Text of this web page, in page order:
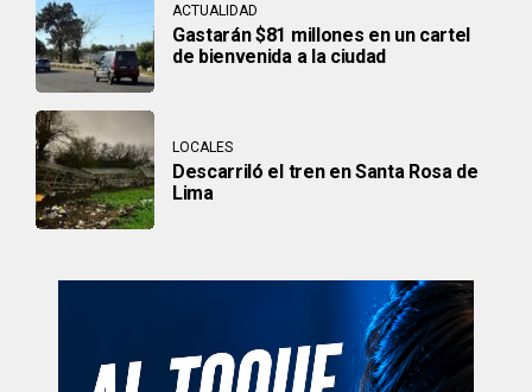
ACTUALIDAD
Gastarán $81 millones en un cartel
de bienvenida a la ciudad
LOCALES
Descarriló el tren en Santa Rosa de
Lima